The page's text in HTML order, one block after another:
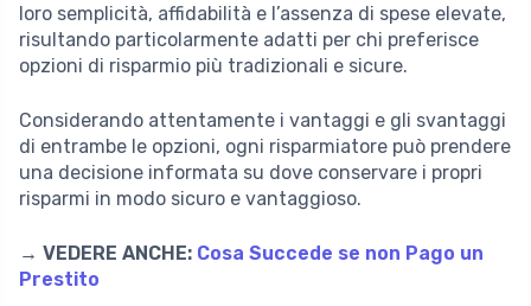
loro semplicità, affidabilità e l’assenza di spese elevate,
risultando particolarmente adatti per chi preferisce
opzioni di risparmio più tradizionali e sicure.
Considerando attentamente i vantaggi e gli svantaggi
di entrambe le opzioni, ogni risparmiatore può prendere
una decisione informata su dove conservare i propri
risparmi in modo sicuro e vantaggioso.
→ VEDERE ANCHE: Cosa Succede se non Pago un
Prestito